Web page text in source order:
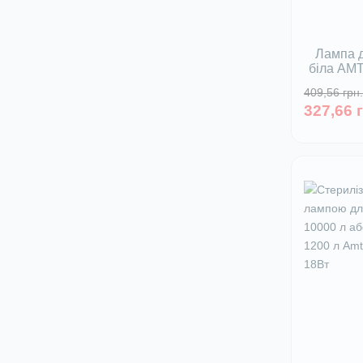
Лампа
біла
Немає
409,56 грн.
327,66